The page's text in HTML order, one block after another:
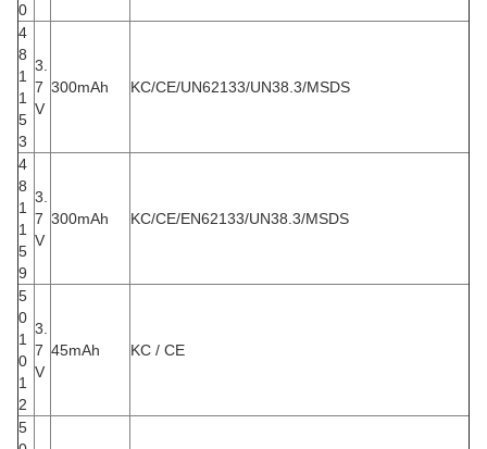
0
4
8
1
1
5
3
3.
7
V
300mAh KC/CE/UN62133/UN38.3/MSDS
4
8
1
1
5
9
3.
7
V
300mAh KC/CE/EN62133/UN38.3/MSDS
5
0
1
0
1
2
3.
7
V
45mAh KC / CE
5